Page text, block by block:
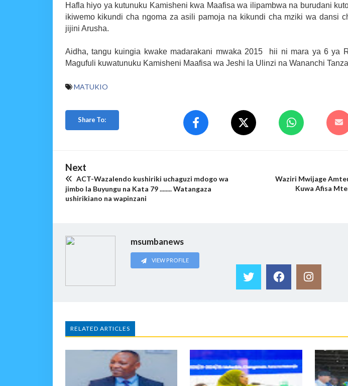
Hafla hiyo ya kutunuku Kamisheni kwa Maafisa wa ilipambwa na burudani
ikiwemo kikundi cha ngoma za asili pamoja na kikundi cha mziki wa dansi
jijini Arusha.
Aidha, tangu kuingia kwake madarakani mwaka 2015 hii ni mara ya 6 ya
Magufuli kuwatunuku Kamisheni Maafisa wa Jeshi la Ulinzi na Wananchi
MATUKIO
Share To:
Next
ACT-Wazalendo kushiriki uchaguzi mdogo wa
jimbo la Buyungu na Kata 79 ........ Watangaza
ushirikiano na wapinzani
Waziri Mwijage
Kuwa Afisa
msumbanews
VIEW PROFILE
RELATED ARTICLES